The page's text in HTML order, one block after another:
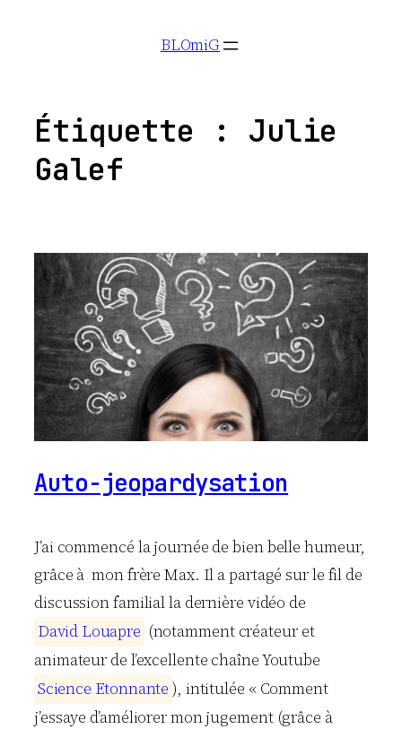
BLOmiG
Étiquette : Julie
Galef
Auto-jeopardysation
J’ai commencé la journée de bien belle humeur,
grâce à mon frère Max. Il a partagé sur le fil de
discussion familial la dernière vidéo de
David Louapre (notamment créateur et
animateur de l’excellente chaîne Youtube
Science Etonnante ), intitulée « Comment
j’essaye d’améliorer mon jugement (grâce à